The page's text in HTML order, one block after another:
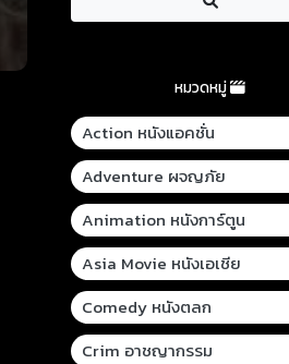
หมวดหมู่
Action หนังแอคชั่น
Adventure ผจญภัย
Animation หนังการ์ตูน
Asia Movie หนังเอเชีย
Comedy หนังตลก
Crim อาชญากรรม